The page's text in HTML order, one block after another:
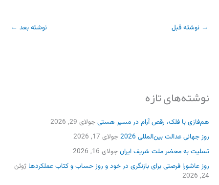
نوشته‌های تازه
هم‌فازی با فلک، رقص آرام در مسیر هستیجولای 29, 2026
روز جهانی عدالت بین‌المللی 2026
جولای 17, 2026
تسلیت به محضر ملت شریف ایرانجولای 16, 2026
روز عاشورا فرصتی برای بازنگری در خود و روز حساب و کتاب عملکردها ژوئن
24, 2026
→ نوشته قبل نوشته بعد ←